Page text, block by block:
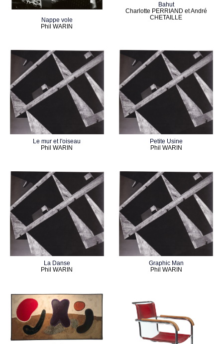
Nappe vole
Phil WARIN
Bahut
Charlotte PERRIAND et André
CHETAILLE
Le mur et l'oiseau
Phil WARIN
Petite Usine
Phil WARIN
La Danse
Phil WARIN
Graphic Man
Phil WARIN